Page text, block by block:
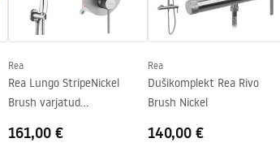
Rea
Rea Lungo StripeNickel
Brush varjatud
161,00 €
Rea
Dušikomplekt Rea Rivo
Brush Nickel
140,00 €